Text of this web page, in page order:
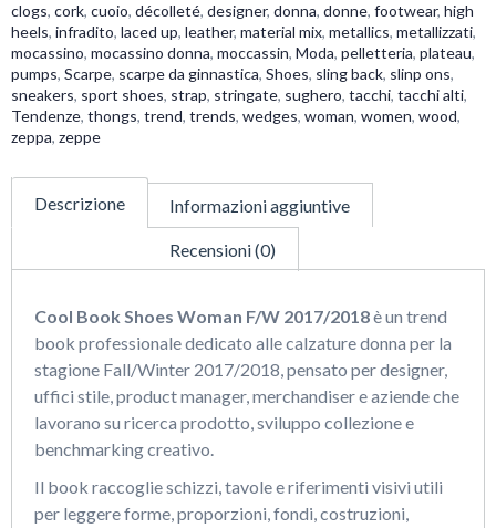
clogs, cork, cuoio, décolleté, designer, donna, donne, footwear, high
heels, infradito, laced up, leather, material mix, metallics, metallizzati,
mocassino, mocassino donna, moccassin, Moda, pelletteria, plateau,
pumps, Scarpe, scarpe da ginnastica, Shoes, sling back, slinp ons,
sneakers, sport shoes, strap, stringate, sughero, tacchi, tacchi alti,
Tendenze, thongs, trend, trends, wedges, woman, women, wood,
zeppa, zeppe
Descrizione Informazioni aggiuntive
Recensioni (0)
Cool Book Shoes Woman F/W 2017/2018è un trend
book professionale dedicato alle calzature donna per la
stagione Fall/Winter 2017/2018, pensato per designer,
uffici stile, product manager, merchandiser e aziende che
lavorano su ricerca prodotto, sviluppo collezione e
benchmarking creativo.
Il book raccoglie schizzi, tavole e riferimenti visivi utili
per leggere forme, proporzioni, fondi, costruzioni,